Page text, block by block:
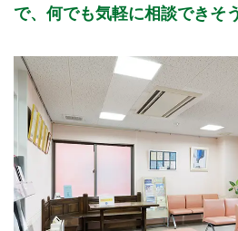
で、何でも気軽に相談できそ